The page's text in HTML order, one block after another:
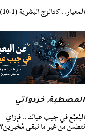
المعيار.. كتالوج البشرية (1-10)
المصطبة,خردواتي
البُعبُع في جيب عيالنا.. فإزاي
نتطمن من غير ما نبقى مُخبرين؟